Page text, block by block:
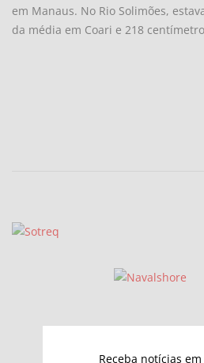
Receba notícias
em Manaus. No Rio Solimões,
da média em Coari e 218